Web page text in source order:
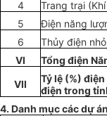
4 Trang trại (Khí
5
Điện năng
6
Thủy điện
VI
Tổng điện
VII
Tỷ lệ (%)
điện trong
4. Danh mục các dự